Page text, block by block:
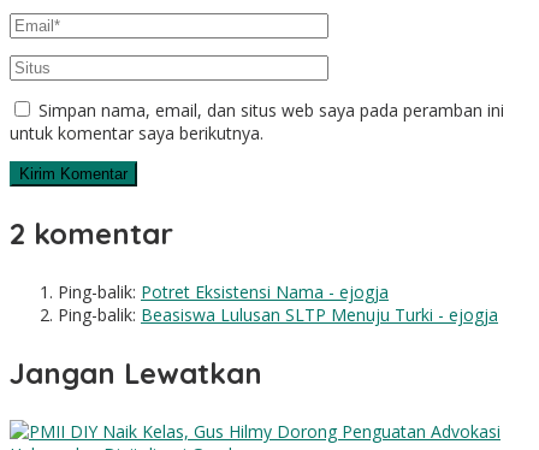
Simpan nama, email, dan situs web saya pada peramban ini
untuk komentar saya berikutnya.
2 komentar
Ping-balik: Potret Eksistensi Nama - ejogja
Ping-balik: Beasiswa Lulusan SLTP Menuju Turki - ejogja
Jangan Lewatkan